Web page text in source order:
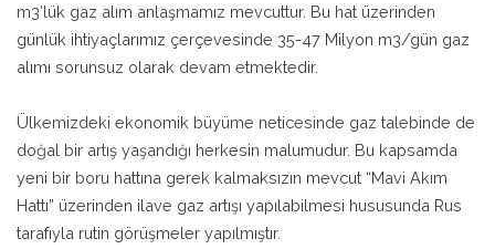
m3’lük gaz alım anlaşmamız mevcuttur. Bu hat üzerinden
günlük ihtiyaçlarımız çerçevesinde 35-47 Milyon m3/gün gaz
alımı sorunsuz olarak devam etmektedir.
Ülkemizdeki ekonomik büyüme neticesinde gaz talebinde de
doğal bir artış yaşandığı herkesin malumudur. Bu kapsamda
yeni bir boru hattına gerek kalmaksızın mevcut “Mavi Akım
Hattı” üzerinden ilave gaz artışı yapılabilmesi hususunda Rus
tarafıyla rutin görüşmeler yapılmıştır.